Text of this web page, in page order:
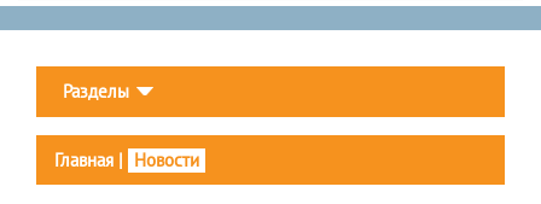
Разделы
Главная | Новости